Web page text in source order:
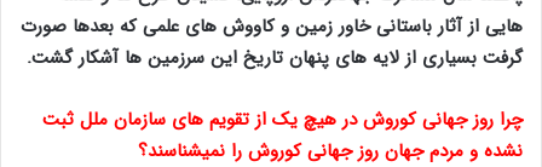
هایی از آثار باستانی خاور زمین و کاووش های علمی که بعدها صورت
گرفت بسیاری از لایه های پنهان تاریخ این سرزمین ها آشکار گشت.
چرا ﺭﻭﺯ ﺟﻬﺎﻧﯽ ﮐﻮﺭﻭﺵ ﺩﺭ ﻫﯿﭻ ﯾﮏ ﺍﺯ ﺗﻘﻮﯾﻢ ﻫﺎﯼ ﺳﺎﺯﻣﺎﻥ ﻣﻠﻞ ﺛﺒﺖ
ﻧﺸﺪﻩ ﻭ ﻣﺮﺩﻡ ﺟﻬﺎﻥ ﺭﻭﺯ ﺟﻬﺎﻧﯽ ﮐﻮﺭﻭﺵ ﺭﺍ ﻧﻤﯿﺸﻨﺎسند؟